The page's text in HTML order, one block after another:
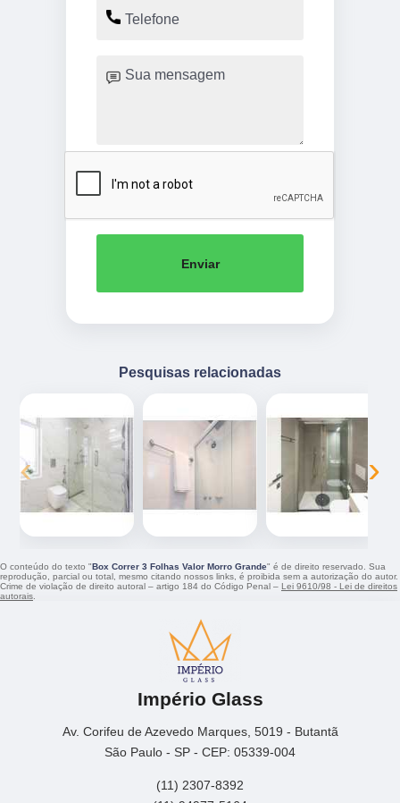
Enviar
Pesquisas relacionadas
‹ ›
O conteúdo do texto "Box Correr 3 Folhas Valor Morro Grande" é de direito reservado. Sua
reprodução, parcial ou total, mesmo citando nossos links, é proibida sem a autorização do autor.
Crime de violação de direito autoral – artigo 184 do Código Penal – Lei 9610/98 - Lei de direitos
autorais
Império Glass
Av. Corifeu de Azevedo Marques, 5019 - Butantã
São Paulo - SP - CEP: 05339-004
(11) 2307-8392